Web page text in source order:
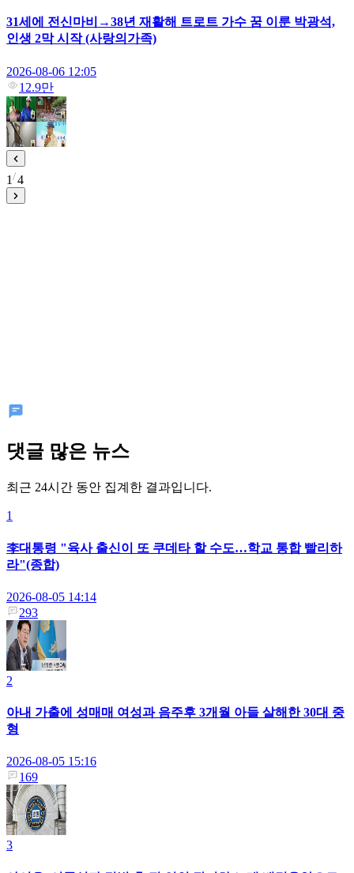
31세에 전신마비→38년 재활해 트로트 가수 꿈 이룬 박광석,
인생 2막 시작 (사랑의가족)
2026-08-06 12:05
12.9만
1 4
댓글 많은 뉴스
최근 24시간 동안 집계한 결과입니다.
1
李대통령 "육사 출신이 또 쿠데타 할 수도…학교 통합 빨리하
라"(종합)
2026-08-05 14:14
293
2
아내 가출에 성매매 여성과 음주후 3개월 아들 살해한 30대 중
형
2026-08-05 15:16
169
3